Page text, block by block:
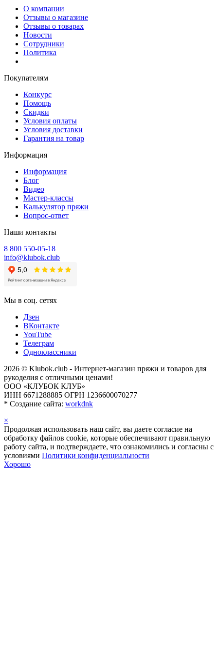
О компании
Отзывы о магазине
Отзывы о товарах
Новости
Сотрудники
Политика
Покупателям
Конкурс
Помощь
Скидки
Условия оплаты
Условия доставки
Гарантия на товар
Информация
Информация
Блог
Видео
Мастер-классы
Калькулятор пряжи
Вопрос-ответ
Наши контакты
8 800 550-05-18
info@klubok.club
Мы в соц. сетях
Дзен
ВКонтакте
YouTube
Телеграм
Одноклассники
2026 © Klubok.club - Интернет-магазин пряжи и товаров для
рукоделия с отличными ценами!
ООО «КЛУБОК КЛУБ»
ИНН 6671288885 ОГРН 1236600070277
* Создание сайта: workdnk
×
Продолжая использовать наш сайт, вы даете согласие на
обработку файлов cookie, которые обеспечивают правильную
работу сайта, и подтверждаете, что ознакомились и согласны с
условиями Политики конфиденциальности
Хорошо